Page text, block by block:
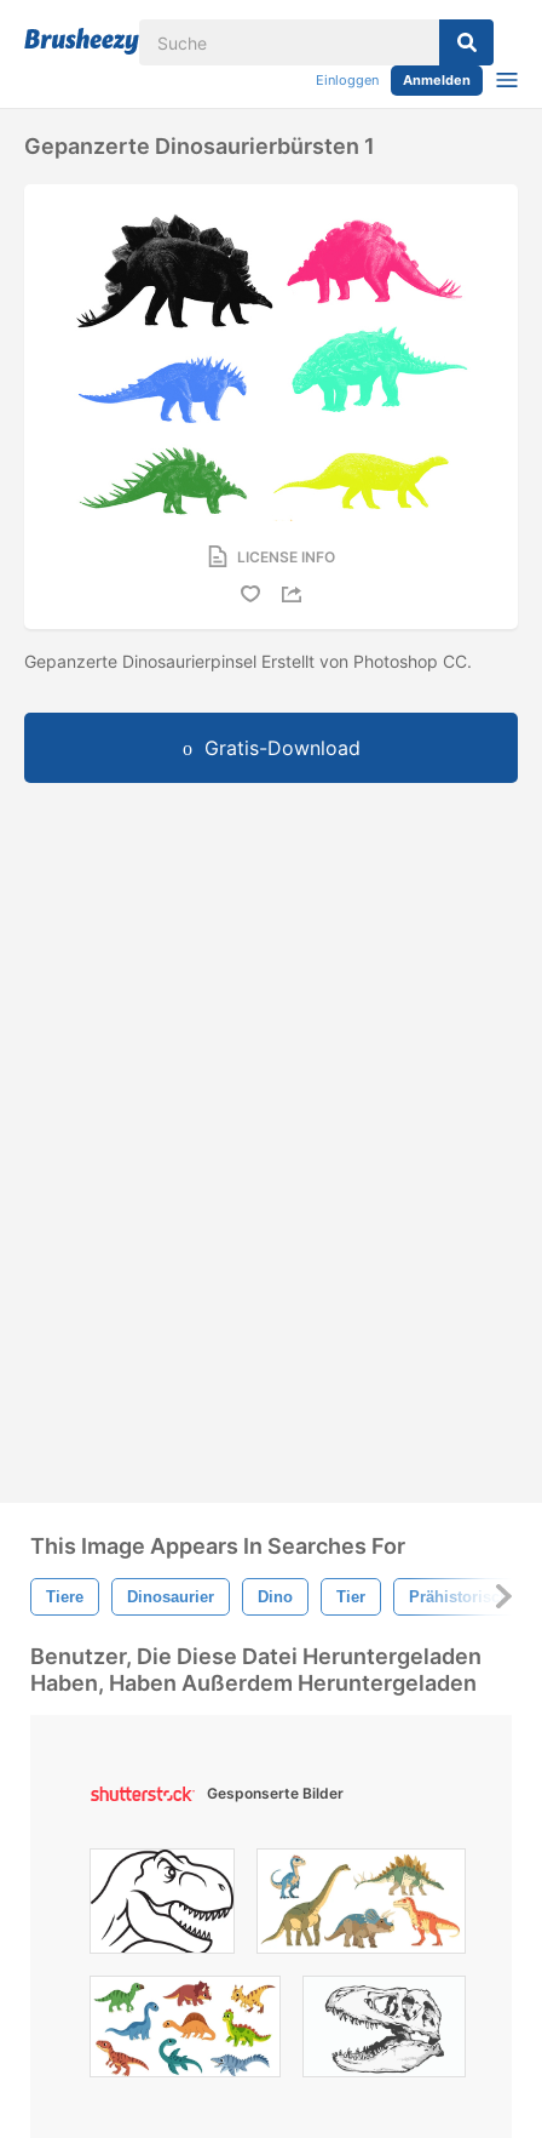
Einloggen Anmelden
Gepanzerte Dinosaurierbürsten 1
LICENSE INFO
Gepanzerte Dinosaurierpinsel Erstellt von Photoshop CC.
Gratis-Download
This Image Appears In Searches For
Tiere Dinosaurier Dino Tier Prähistorisches
Benutzer, Die Diese Datei Heruntergeladen
Haben, Haben Außerdem Heruntergeladen
Gesponserte Bilder